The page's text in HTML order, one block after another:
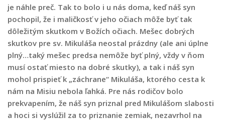
je náhle preč. Tak to bolo i u nás doma, keď náš syn
pochopil, že i maličkosť v jeho očiach môže byť tak
dôležitým skutkom v Božích očiach. Mešec dobrých
skutkov pre sv. Mikuláša neostal prázdny (ale ani úplne
plný…taký mešec predsa nemôže byť plný, vždy v ňom
musí ostať miesto na dobré skutky), a tak i náš syn
mohol prispieť k „záchrane“ Mikuláša, ktorého cesta k
nám na Misiu nebola ľahká. Pre nás rodičov bolo
prekvapením, že náš syn priznal pred Mikulášom slabosti
a hoci si vyslúžil za to priznanie zemiak, nezavrhol na